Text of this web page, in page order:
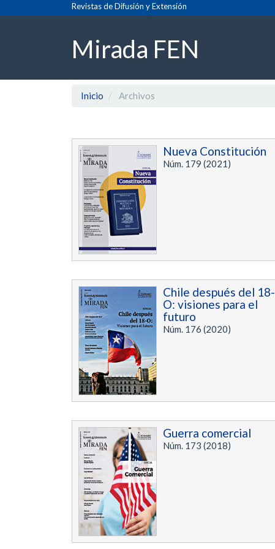
Navegación
principal
Revistas de Difusión y Extensión
Mirada FEN
Inicio Archivos
Nueva Constitución
Núm. 179 (2021)
Chile después del 18-
O: visiones para el
futuro
Núm. 176 (2020)
Guerra comercial
Núm. 173 (2018)